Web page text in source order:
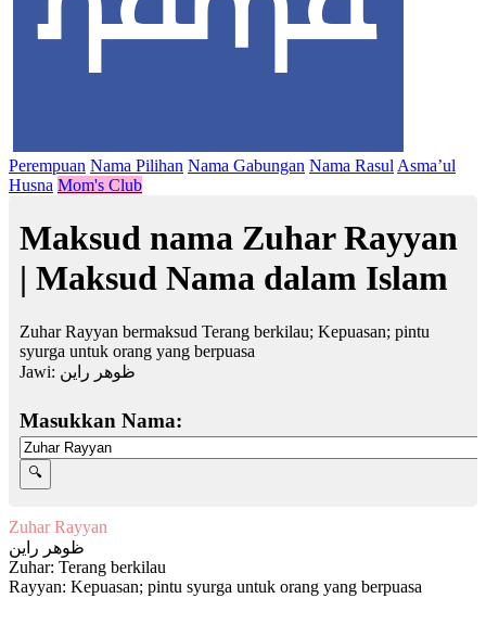
Perempuan Nama Pilihan Nama Gabungan Nama Rasul Asma’ul
Husna Mom's Club
Maksud nama Zuhar Rayyan
| Maksud Nama dalam Islam
Zuhar Rayyan bermaksud Terang berkilau; Kepuasan; pintu
syurga untuk orang yang berpuasa
Jawi: ظوهر راين
Masukkan Nama:
Zuhar Rayyan
ظوهر راين
Zuhar: Terang berkilau
Rayyan: Kepuasan; pintu syurga untuk orang yang berpuasa